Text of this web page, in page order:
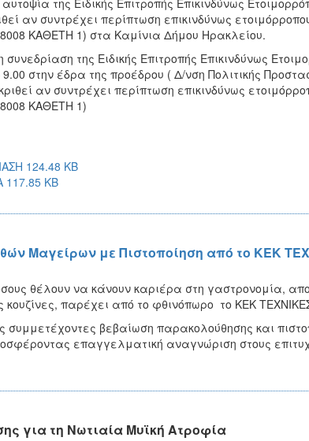
της Ειδικής Επιτροπής Επικινδύνως
αν συντρέχει περίπτωση επικινδύνως
ΚΑΘΕΤΗ 1) στα Καμίνια Δήμου Ηρακλείου.
της Ειδικής Επιτροπής Επικινδύνως
στην έδρα της προέδρου ( Δ/νση Πολιτικής
αν συντρέχει περίπτωση επικινδύνως
ΚΑΘΕΤΗ 1)
124.48 KB
KB
Μαγείρων με Πιστοποίηση από το ΚΕΚ
θέλουν να κάνουν καριέρα στη γαστρονομία,
κουζίνες, παρέχει από το φθινόπωρο το ΚΕΚ
βεβαίωση παρακολούθησης και
επαγγελματική αναγνώριση στους
για τη Νωτιαία Μυϊκή Ατροφία